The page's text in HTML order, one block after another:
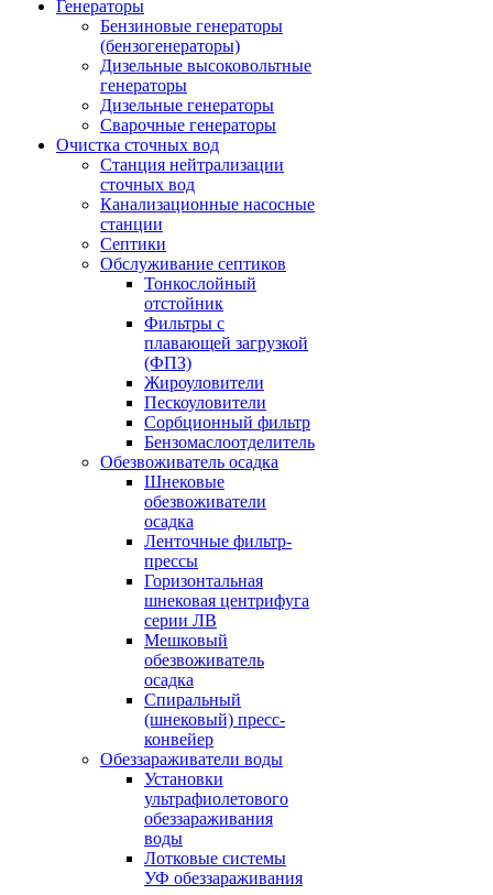
Генераторы
Бензиновые генераторы
(бензогенераторы)
Дизельные высоковольтные
генераторы
Дизельные генераторы
Сварочные генераторы
Очистка сточных вод
Станция нейтрализации
сточных вод
Канализационные насосные
станции
Септики
Обслуживание септиков
Тонкослойный
отстойник
Фильтры с
плавающей загрузкой
(ФПЗ)
Жироуловители
Пескоуловители
Сорбционный фильтр
Бензомаслоотделитель
Обезвоживатель осадка
Шнековые
обезвоживатели
осадка
Ленточные фильтр-
прессы
Горизонтальная
шнековая центрифуга
серии ЛВ
Мешковый
обезвоживатель
осадка
Спиральный
(шнековый) пресс-
конвейер
Обеззараживатели воды
Установки
ультрафиолетового
обеззараживания
воды
Лотковые системы
УФ обеззараживания